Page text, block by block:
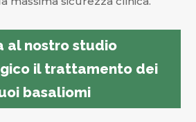
al nostro studio
il trattamento dei
basaliomi